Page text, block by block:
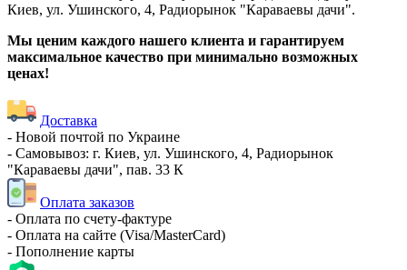
Киев, ул. Ушинского, 4, Радиорынок "Караваевы дачи".
Мы ценим каждого нашего клиента и гарантируем
максимальное качество при минимально возможных
ценах!
Доставка
- Новой почтой по Украине
- Самовывоз: г. Киев, ул. Ушинского, 4, Радиорынок
"Караваевы дачи", пав. 33 К
Оплата заказов
- Оплата по счету-фактуре
- Оплата на сайте (Visa/MasterCard)
- Пополнение карты